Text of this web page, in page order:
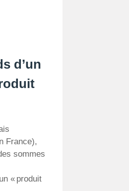
d’un
France),
sommes
« produit